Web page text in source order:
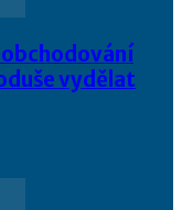
vydělat